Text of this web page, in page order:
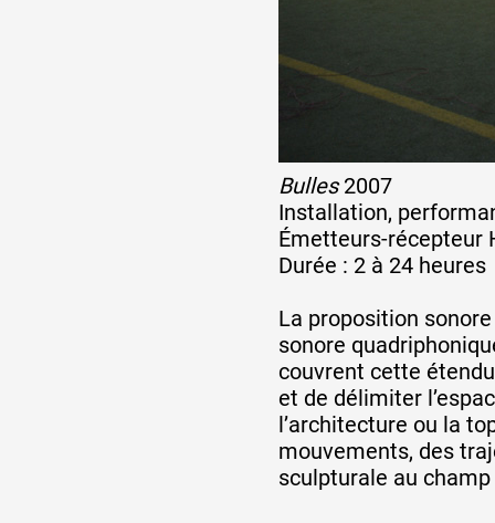
Réseau
De A à Z
Année par année
Bulles2007
Installation,
Émetteurs-récepteur
Durée : 2 à 24 heures
La proposition
sonore
couvrent cette
et de délimiter
l’architecture ou la
mouvements, des
sculpturale au